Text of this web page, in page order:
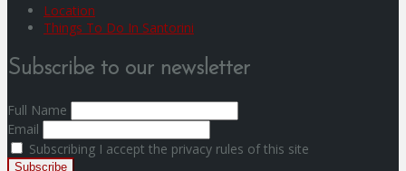
Location
Things To Do In Santorini
Subscribe to our newsletter
Full Name
Email
Subscribing I accept the privacy rules of this site